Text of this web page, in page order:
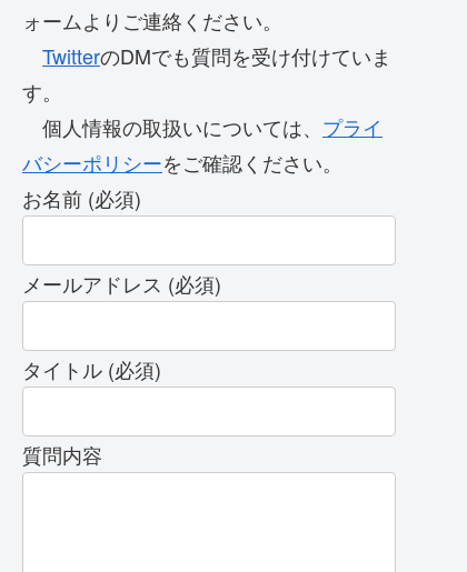
ォームよりご連絡ください。
TwitterのDMでも質問を受け付けていま
す。
個人情報の取扱いについては、 プライ
バシーポリシーをご確認ください。
お名前 (必須)
メールアドレス (必須)
タイトル (必須)
質問内容